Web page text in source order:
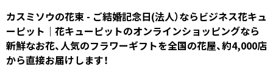
カスミソウの花束 - ご結婚記念日(法人）ならビジネス花キュ
ーピット｜花キューピットのオンラインショッピングなら
新鮮なお花、人気のフラワーギフトを全国の花屋、約4,000店
から直接お届けします！